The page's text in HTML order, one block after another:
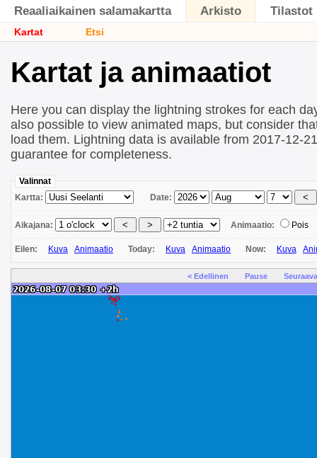
Reaaliaikainen salamakartta Arkisto Tilastot
Kartat Etsi
Kartat ja animaatiot
Here you can display the lightning strokes for each
also possible to view animated maps, but consider
load them. Lightning data is available from 2017-12-
guarantee for completeness.
Valinnat
Kartta:
Date:
Aikajana: Animaatio: Pois
Eilen: Kuva Animaatio Today: Kuva Animaatio Now: Kuva
< Edellinen Pause